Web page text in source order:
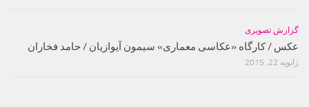
گزارش تصویری
عکس / کارگاه «عکاسی معماری» سیمون آیوازیان / حامد فخاران
ژانویه 22, 2015